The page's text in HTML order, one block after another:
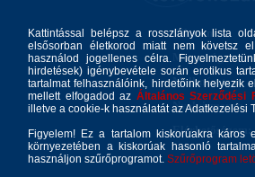
Kattintással belépsz a rosszlányok lista
elsősorban életkorod miatt nem követsz
használod jogellenes célra.
hirdetések) igénybevétele során erotikus
tartalmat felhasználóink, hirdetőink helyezik
mellett elfogadod az Általános Szerződési
illetve a cookie-k használatát az Adatkezelési
Figyelem! Ez a tartalom kiskorúakra káros
környezetében a kiskorúak hasonló
használjon szűrőprogramot. Szűrőprogram
Alkatom:
Magasságom:
Mellméretem:
Nyelvismeret:
Elérhetőségem: